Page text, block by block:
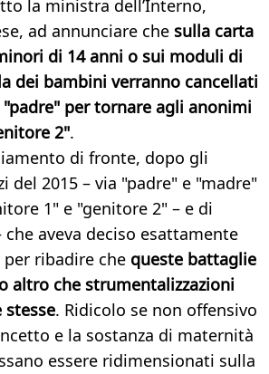
la ministra dell’Interno,
ad annunciare che sulla carta
di 14 anni o sui moduli di
dei bambini verranno cancellati
per tornare agli anonimi
2".
di fronte, dopo gli
del 2015 – via "padre" e "madre"
1" e "genitore 2" – e di
che aveva deciso esattamente
per ribadire che queste battaglie
altro che strumentalizzazioni
stesse. Ridicolo se non offensivo
e la sostanza di maternità
essere ridimensionati sulla